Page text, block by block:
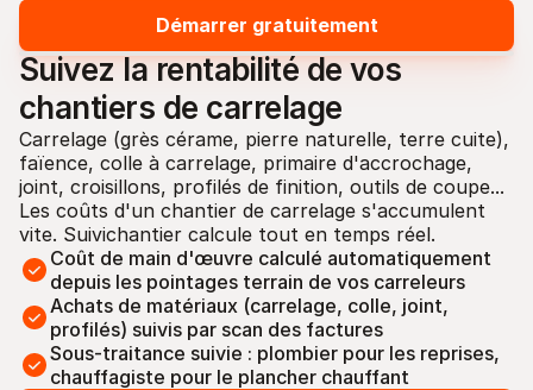
Démarrer gratuitement
Suivez la rentabilité de vos
chantiers de carrelage
Carrelage (grès cérame, pierre naturelle, terre cuite),
faïence, colle à carrelage, primaire d'accrochage,
joint, croisillons, profilés de finition, outils de coupe...
Les coûts d'un chantier de carrelage s'accumulent
vite. Suivichantier calcule tout en temps réel.
Coût de main d'œuvre calculé automatiquement
depuis les pointages terrain de vos carreleurs
Achats de matériaux (carrelage, colle, joint,
profilés) suivis par scan des factures
Sous-traitance suivie : plombier pour les reprises,
chauffagiste pour le plancher chauffant